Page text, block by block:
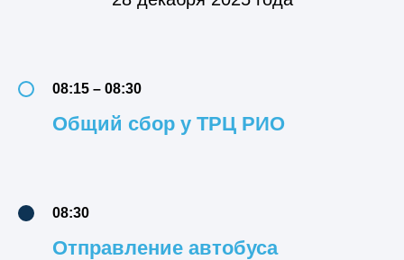
08:15 – 08:30
Общий сбор у ТРЦ РИО
08:30
Отправление автобуса